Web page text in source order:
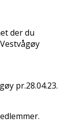
der du
pr.28.04.23.